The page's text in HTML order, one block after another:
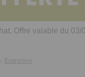
cuisine
de cuisine malins
intimité
Offre valable du 03/
Entretien